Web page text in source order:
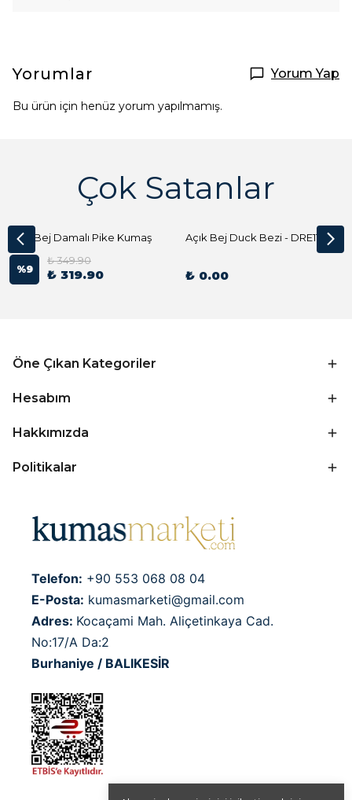
Yorumlar Yorum Yap
Bu ürün için henüz yorum yapılmamış.
Çok Satanlar
Açık Bej Damalı Pike Kumaş
%9
₺ 349.90
₺ 319.90
Açık Bej Duck Bezi - DRE1144 Kumaş Peçete
₺ 0.00
Öne Çıkan Kategoriler
Hesabım
Hakkımızda
Politikalar
Telefon: +90 553 068 08 04
E-Posta: kumasmarketi@gmail.com
Adres: Kocaçami Mah. Aliçetinkaya Cad.
No:17/A Da:2
Burhaniye / BALIKESİR